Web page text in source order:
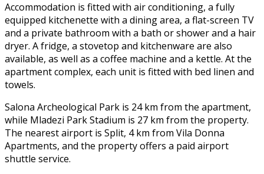
Accommodation is fitted with air conditioning, a fully
equipped kitchenette with a dining area, a flat-screen TV
and a private bathroom with a bath or shower and a hair
dryer. A fridge, a stovetop and kitchenware are also
available, as well as a coffee machine and a kettle. At the
apartment complex, each unit is fitted with bed linen and
towels.
Salona Archeological Park is 24 km from the apartment,
while Mladezi Park Stadium is 27 km from the property.
The nearest airport is Split, 4 km from Vila Donna
Apartments, and the property offers a paid airport
shuttle service.